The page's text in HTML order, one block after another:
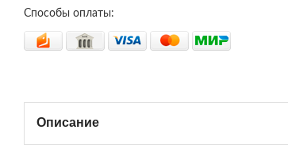
Способы оплаты:
Описание